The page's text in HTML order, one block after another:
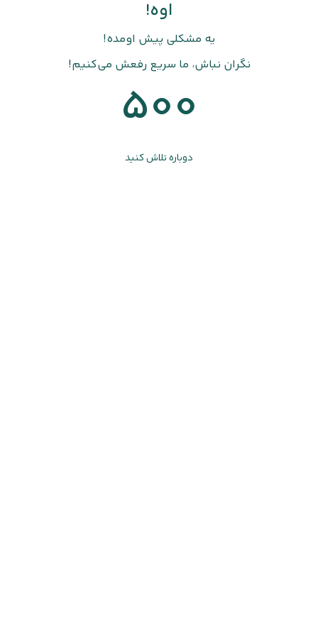
اوه!
یه مشکلی پیش اومده!
نگران نباش، ما سریع رفعش می‌کنیم!
500
دوباره تلاش کنید